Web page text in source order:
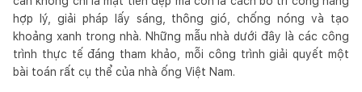
hợp lý, giải pháp lấy sáng, thông gió, chống nóng và tạo
khoảng xanh trong nhà. Những mẫu nhà dưới đây là các công
trình thực tế đáng tham khảo, mỗi công trình giải quyết một
bài toán rất cụ thể của nhà ống Việt Nam.